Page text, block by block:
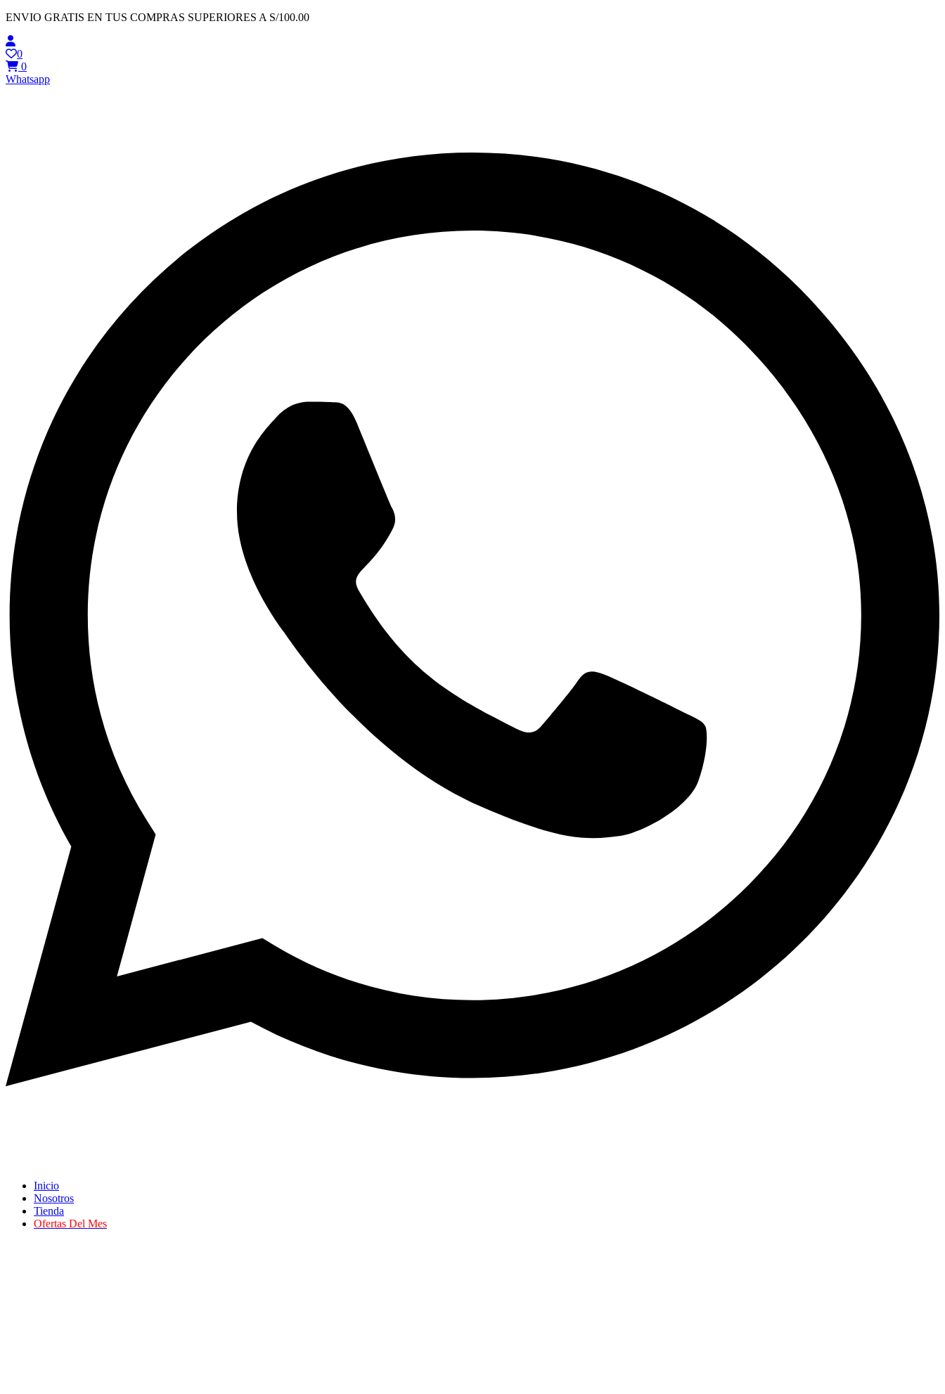
Ir
contenido
ENVIO GRATIS EN TUS COMPRAS SUPERIORES A S/100.00
0
0
Whatsapp
Inicio
Nosotros
Tienda
Ofertas Del Mes